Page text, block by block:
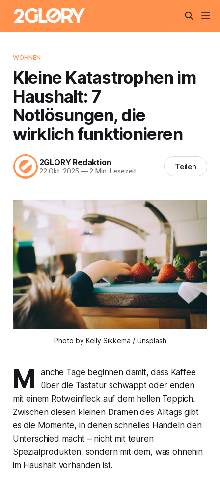
WOHNEN
Kleine Katastrophen im
Haushalt: 7
Notlösungen, die
wirklich funktionieren
2GLORY Redaktion
22 Okt. 2025 —2 Min. Lesezeit Teilen
Photo by Kelly Sikkema / Unsplash
M
anche Tage beginnen damit, dass Kaffee
über die Tastatur schwappt oder enden
mit einem Rotweinfleck auf dem hellen Teppich.
Zwischen diesen kleinen Dramen des Alltags gibt
es die Momente, in denen schnelles Handeln den
Unterschied macht – nicht mit teuren
Spezialprodukten, sondern mit dem, was ohnehin
im Haushalt vorhanden ist.